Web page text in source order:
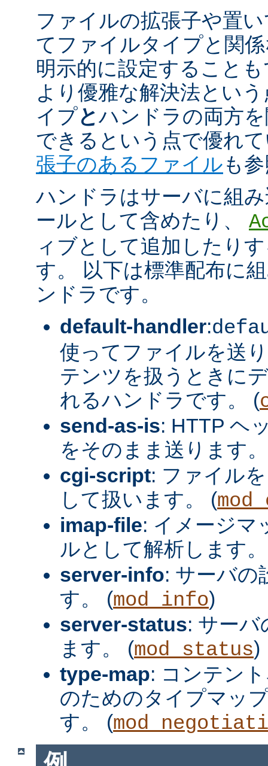
ファイルの拡張子や置
てファイルタイプと関
明示的に設定すること
より優雅な解決法とい
イプとハンドラの両方
できるという点で優れ
張子のあるファイルも
ハンドラはサーバに組
ールとして含めたり、
ィブとして追加したり
す。 以下は標準配布に
ンドラです。
default-handler:
使ってファイルを送
テンツを扱うときに
れるハンドラです。 (
send-as-is: HTTP ヘ
をそのまま送ります
cgi-script: ファイル
して扱います。 (
imap-file: イメージマ
ルとして解析します
server-info: サーバの
す。 (mod_info)
server-status: サーバ
ます。 (mod_status)
type-map: コンテン
のためのタイプマッ
す。 (